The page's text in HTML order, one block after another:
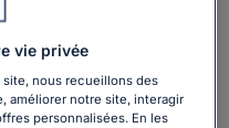
48h
vie privée
site, nous recueillons des
améliorer notre site, interagir
personnalisées. En les